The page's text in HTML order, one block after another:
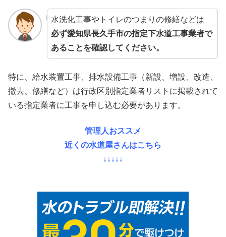
水洗化工事やトイレのつまりの修繕などは
必ず愛知県長久手市の指定下水道工事業者で
あることを確認してください。
特に、給水装置工事、排水設備工事（新設、増設、改造、
撤去、修繕など）は行政区別指定業者リストに掲載されて
いる指定業者に工事を申し込む必要があります。
管理人おススメ
近くの水道屋さんはこちら
↓↓↓↓↓